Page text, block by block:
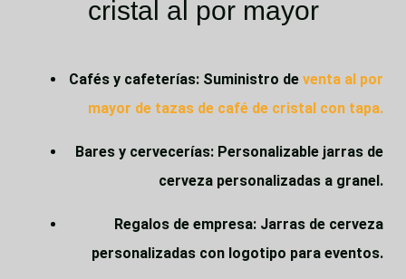
cristal al por mayor
Cafés y cafeterías: Suministro de venta al por
mayor de tazas de café de cristal con tapa.
Bares y cervecerías: Personalizable jarras de
cerveza personalizadas a granel.
Regalos de empresa: Jarras de cerveza
personalizadas con logotipo para eventos.